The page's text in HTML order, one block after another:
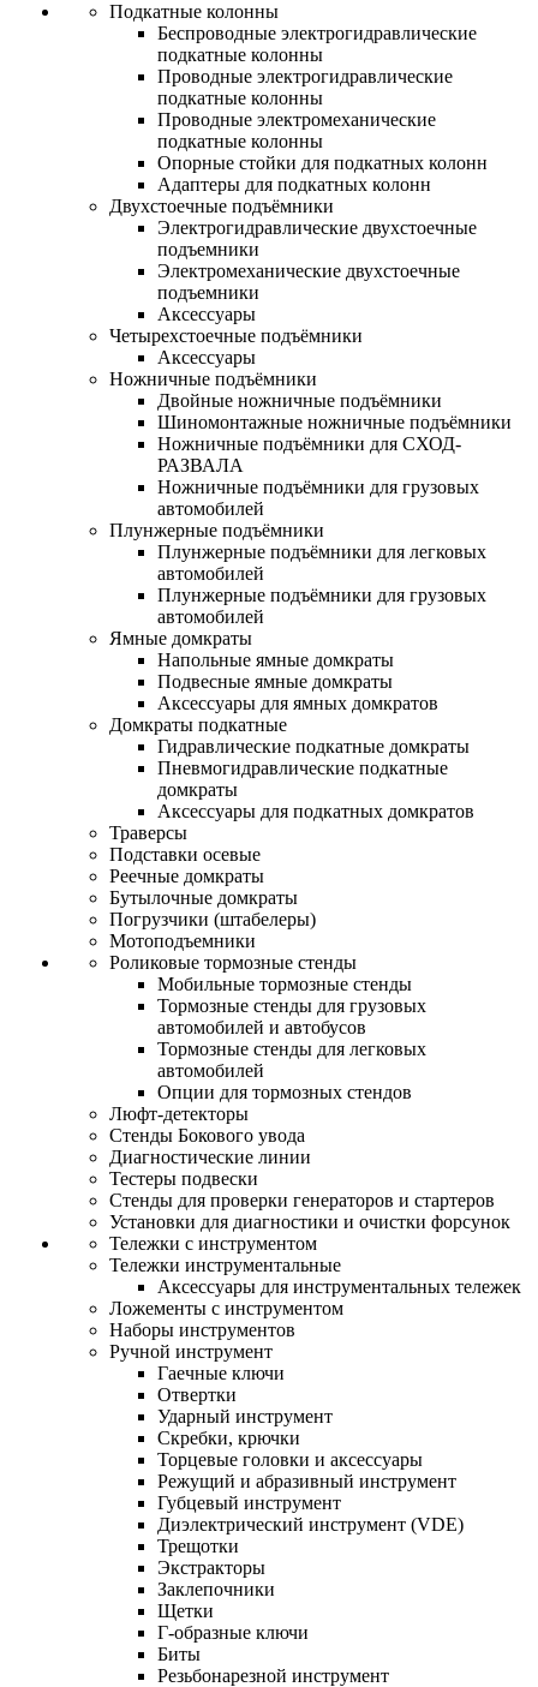
Подкатные колонны
Беспроводные электрогидравлические
подкатные колонны
Проводные электрогидравлические
подкатные колонны
Проводные электромеханические
подкатные колонны
Опорные стойки для подкатных колонн
Адаптеры для подкатных колонн
Двухстоечные подъёмники
Электрогидравлические двухстоечные
подъемники
Электромеханические двухстоечные
подъемники
Аксессуары
Четырехстоечные подъёмники
Аксессуары
Ножничные подъёмники
Двойные ножничные подъёмники
Шиномонтажные ножничные подъёмники
Ножничные подъёмники для СХОД-
РАЗВАЛА
Ножничные подъёмники для грузовых
автомобилей
Плунжерные подъёмники
Плунжерные подъёмники для легковых
автомобилей
Плунжерные подъёмники для грузовых
автомобилей
Ямные домкраты
Напольные ямные домкраты
Подвесные ямные домкраты
Аксессуары для ямных домкратов
Домкраты подкатные
Гидравлические подкатные домкраты
Пневмогидравлические подкатные
домкраты
Аксессуары для подкатных домкратов
Траверсы
Подставки осевые
Реечные домкраты
Бутылочные домкраты
Погрузчики (штабелеры)
Мотоподъемники
Роликовые тормозные стенды
Мобильные тормозные стенды
Тормозные стенды для грузовых
автомобилей и автобусов
Тормозные стенды для легковых
автомобилей
Опции для тормозных стендов
Люфт-детекторы
Стенды Бокового увода
Диагностические линии
Тестеры подвески
Стенды для проверки генераторов и стартеров
Установки для диагностики и очистки форсунок
Тележки с инструментом
Тележки инструментальные
Аксессуары для инструментальных тележек
Ложементы с инструментом
Наборы инструментов
Ручной инструмент
Гаечные ключи
Отвертки
Ударный инструмент
Скребки, крючки
Торцевые головки и аксессуары
Режущий и абразивный инструмент
Губцевый инструмент
Диэлектрический инструмент (VDE)
Трещотки
Экстракторы
Заклепочники
Щетки
Г-образные ключи
Биты
Резьбонарезной инструмент